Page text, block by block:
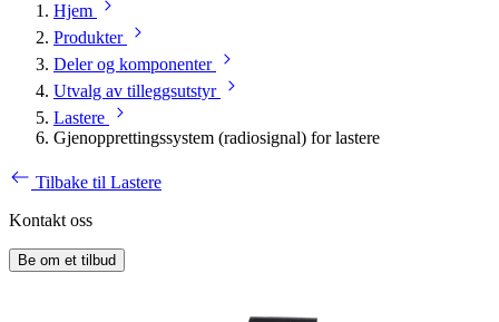
Hjem
Produkter
Deler og komponenter
Utvalg av tilleggsutstyr
Lastere
Gjenopprettingssystem (radiosignal) for lastere
Tilbake til Lastere
Kontakt oss
Be om et tilbud